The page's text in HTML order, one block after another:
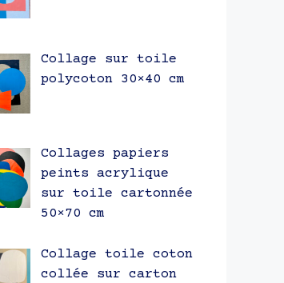
Collage sur toile
polycoton 30×40 cm
Collages papiers
peints acrylique
sur toile cartonnée
50×70 cm
Collage toile coton
collée sur carton